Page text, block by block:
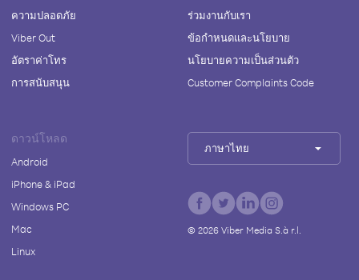
ความปลอดภัย
Viber Out
อัตราค่าโทร
การสนับสนุน
ร่วมงานกับเรา
ข้อกำหนดและนโยบาย
นโยบายความเป็นส่วนตัว
Customer Complaints Code
ดาวน์โหลด
Android
iPhone & iPad
Windows PC
Mac
Linux
ภาษาไทย
© 2026Viber Media S.à r.l.